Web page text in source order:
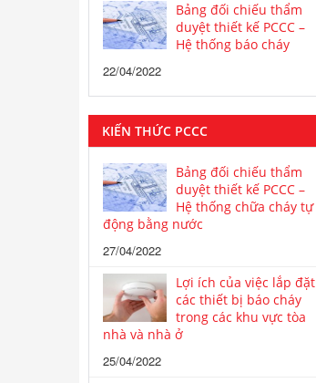
Bảng đối chiếu thẩm
duyệt thiết kế PCCC –
Hệ thống báo cháy
22/04/2022
KIẾN THỨC PCCC
Bảng đối chiếu thẩm
duyệt thiết kế PCCC –
Hệ thống chữa cháy tự
động bằng nước
27/04/2022
Lợi ích của việc lắp đặt
các thiết bị báo cháy
trong các khu vực tòa
nhà và nhà ở
25/04/2022